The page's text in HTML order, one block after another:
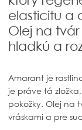
elasticitu a
Olej na
hladkú a
Amarant je
je práve tá
pokožky. Olej na
vráskami a pre